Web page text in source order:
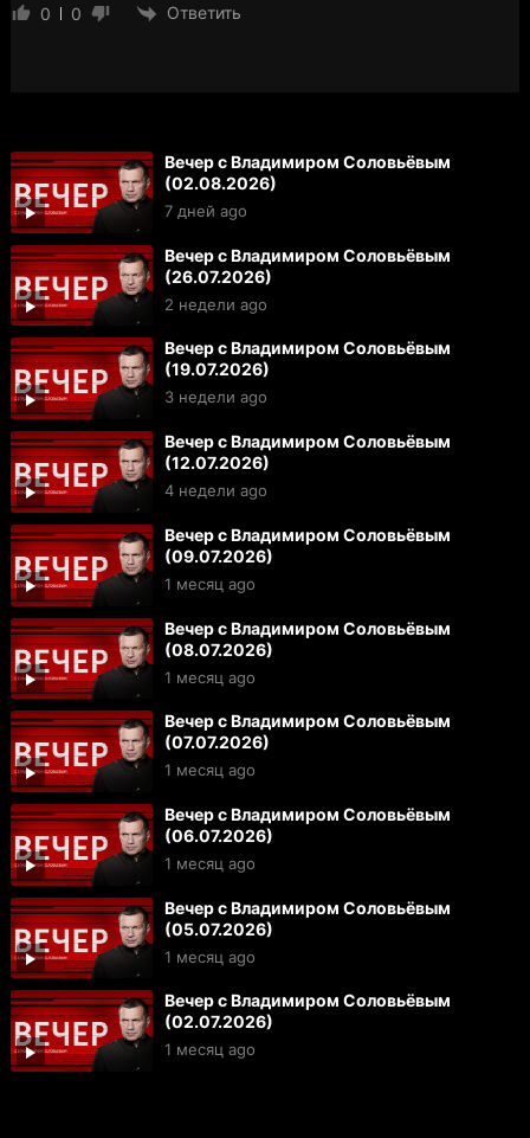
0 0 Ответить
Вечер с Владимиром Соловьёвым
(02.08.2026)
7 дней ago
Вечер с Владимиром Соловьёвым
(26.07.2026)
2 недели ago
Вечер с Владимиром Соловьёвым
(19.07.2026)
3 недели ago
Вечер с Владимиром Соловьёвым
(12.07.2026)
4 недели ago
Вечер с Владимиром Соловьёвым
(09.07.2026)
1 месяц ago
Вечер с Владимиром Соловьёвым
(08.07.2026)
1 месяц ago
Вечер с Владимиром Соловьёвым
(07.07.2026)
1 месяц ago
Вечер с Владимиром Соловьёвым
(06.07.2026)
1 месяц ago
Вечер с Владимиром Соловьёвым
(05.07.2026)
1 месяц ago
Вечер с Владимиром Соловьёвым
(02.07.2026)
1 месяц ago